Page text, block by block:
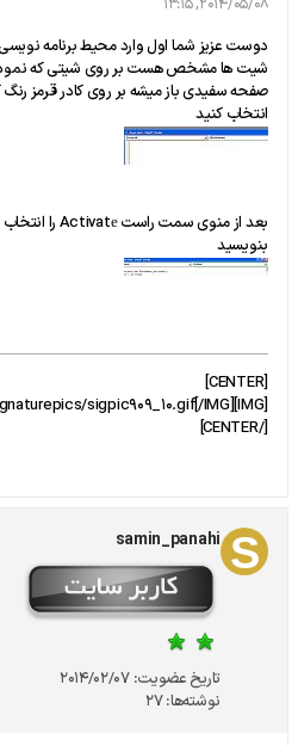
2014/05/08, 13:15
دوست عزیز شما اول وارد محیط برنامه
شیت ها مشخص هست بر روی شیتی که
انتخاب کنید
بعد از منوی سمت راست Activate
را
بنویسید
[CENTER]
[IMG]http://forum.exceliran.com/signaturepics/sigpic909_10.gif[/IMG]
[/CENTER]
samin_panahi
تاریخ عضویت: 2014/02/07
نوشته‌ها:27